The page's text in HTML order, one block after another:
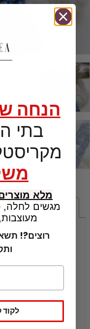
תיאור מידע נוסף
המשמעות של אבן החן
מעודד רגיעה ותחושת
להתרכז ברגע הנוכחי
בנוסף למשמעות
הנחה של
בתי
מלא
מגשים לחלה,
רוצים?!
לקוד